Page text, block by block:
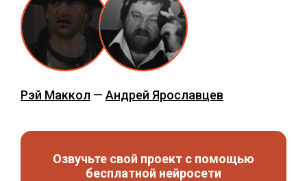
Рэй Маккол — Андрей Ярославцев
Озвучьте свой проект с помощью
бесплатной нейросети